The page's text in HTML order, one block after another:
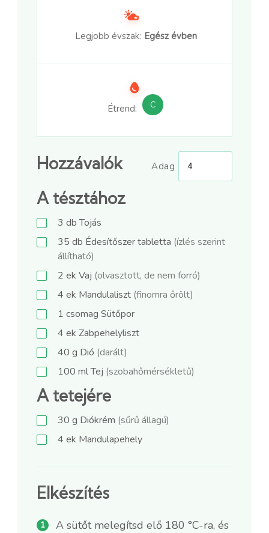
Legjobb évszak: Egész évben
Étrend: C
Hozzávalók Adag
A tésztához
3 dbTojás
35 db Édesítőszer tabletta (ízlés szerint
állítható)
2 ek Vaj (olvasztott, de nem forró)
4 ek Mandulaliszt (finomra őrölt)
1 csomag Sütőpor
4 ek Zabpehelyliszt
40 g Dió (darált)
100 mlTej (szobahőmérsékletű)
A tetejére
30 g Diókrém (sűrű állagú)
4 ek Mandulapehely
Elkészítés
A sütőt melegítsd elő 180 °C-ra, és